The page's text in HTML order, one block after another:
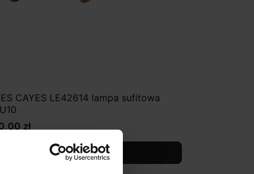
CAYES LE42614 lampa sufitowa
zł
Zobacz szczegóły